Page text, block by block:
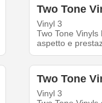
Two Tone
Vinyl 3
Two Tone
aspetto e
Two Tone
Vinyl 3